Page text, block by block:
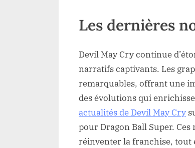
Les dernières
Devil May Cry continue
narratifs captivants. Les
remarquables, offrant une
des évolutions qui
actualités de Devil May Cry
pour Dragon Ball Super.
réinventer la franchise, tout